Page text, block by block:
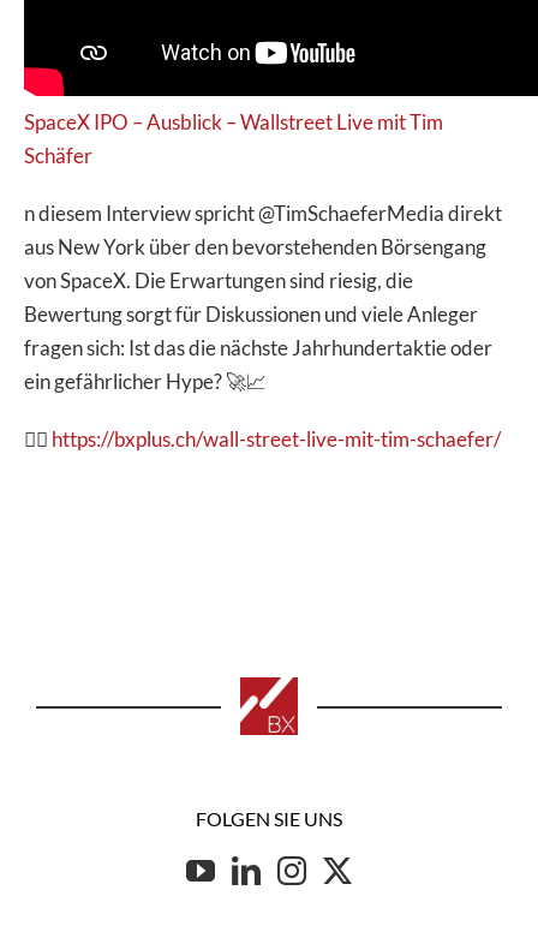
SpaceX IPO – Ausblick – Wallstreet Live mit Tim
Schäfer
n diesem Interview spricht @TimSchaeferMedia direkt
aus New York über den bevorstehenden Börsengang
von SpaceX. Die Erwartungen sind riesig, die
Bewertung sorgt für Diskussionen und viele Anleger
fragen sich: Ist das die nächste Jahrhundertaktie oder
ein gefährlicher Hype? 🚀📈
👉🏽 https://bxplus.ch/wall-street-live-mit-tim-schaefer/
FOLGEN SIE UNS